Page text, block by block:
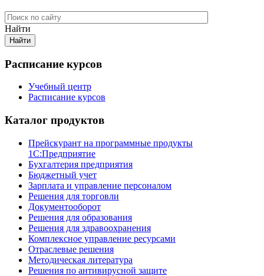
Найти
Расписание курсов
Учебный центр
Расписание курсов
Каталог продуктов
Прейскурант на программные продукты
1С:Предприятие
Бухгалтерия предприятия
Бюджетный учет
Зарплата и управление персоналом
Решения для торговли
Документооборот
Решения для образования
Решения для здравоохранения
Комплексное управление ресурсами
Отраслевые решения
Методическая литература
Решения по антивирусной защите